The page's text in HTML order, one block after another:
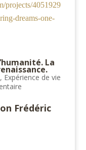
projects/4051929
dreams-one-
La
, Expérience de vie
Frédéric